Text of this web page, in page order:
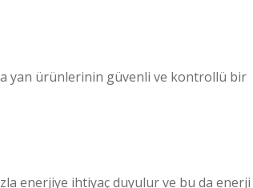
yan ürünlerinin güvenli ve kontrollü bir
enerjiye ihtiyaç duyulur ve bu da enerji